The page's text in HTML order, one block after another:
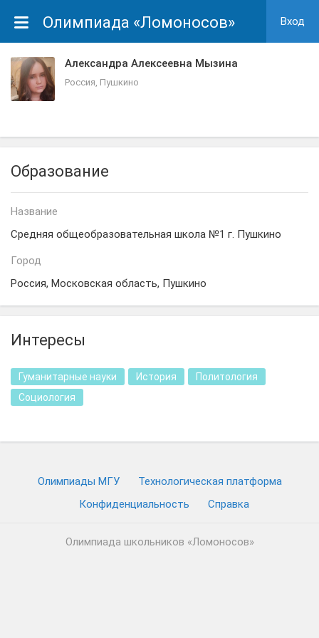
Олимпиада «Ломоносов» Вход
Александра Алексеевна Мызина
Россия, Пушкино
Образование
Название
Средняя общеобразовательная школа №1 г. Пушкино
Город
Россия, Московская область, Пушкино
Интересы
Гуманитарные науки История
Политология
Социология
Олимпиады МГУ
Технологическая платформа
Конфиденциальность
Cправка
Олимпиада школьников «Ломоносов»